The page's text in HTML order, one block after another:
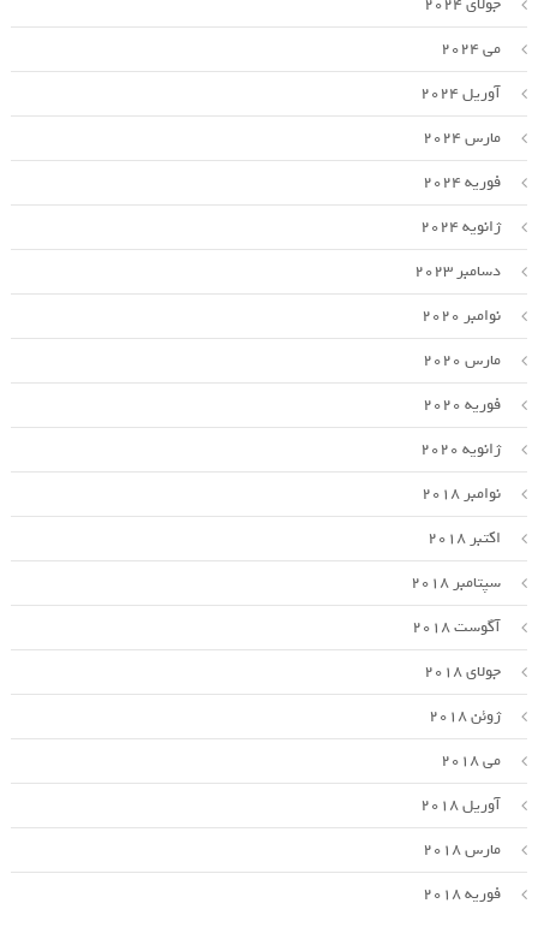
می 2024
آوریل 2024
مارس 2024
فوریه 2024
ژانویه 2024
دسامبر 2023
نوامبر 2020
مارس 2020
فوریه 2020
ژانویه 2020
نوامبر 2018
اکتبر 2018
سپتامبر 2018
آگوست 2018
جولای 2018
ژوئن 2018
می 2018
آوریل 2018
مارس 2018
فوریه 2018